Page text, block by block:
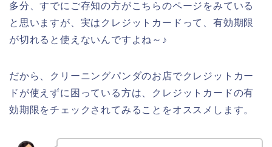
多分、すでにご存知の方がこちらのページをみている
と思いますが、実はクレジットカードって、有効期限
が切れると使えないんですよね～♪
だから、クリーニングパンダのお店でクレジットカー
ドが使えずに困っている方は、クレジットカードの有
効期限をチェックされてみることをオススメします。